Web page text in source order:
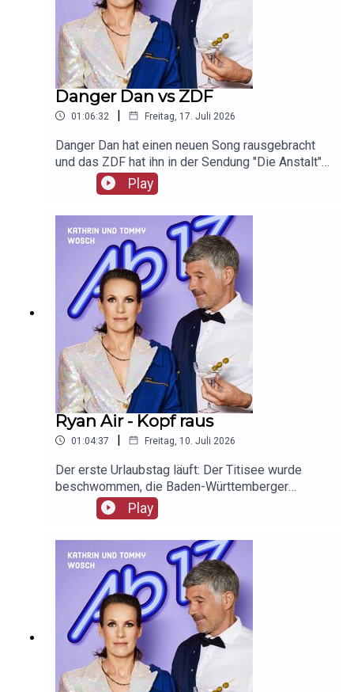
Danger Dan vs ZDF
01:06:32 | Freitag, 17. Juli 2026
Danger Dan hat einen neuen Song rausgebracht
und das ZDF hat ihn in der Sendung "Die Anstalt"
nicht gespielt. Die Aufregung und Promo ist groß.
Unser Werbepartner ist Giesswein, mit dem Code
https://serv.linkster.co/r/1qdkaSnEW5
Play
Ryan Air - Kopf raus
01:04:37 | Freitag, 10. Juli 2026
Der erste Urlaubstag läuft: Der Titisee wurde
beschwommen, die Baden-Württemberger
ausgecheckt und Alpine Divorce unter die Lupe
genommen. Freut euch – aber nicht zu früh, okay?
Unser Werbepartner ist Giesswein, mit dem Code
Ab17 bekommt ihr 20%, klickt einfach hier:
https://serv.linkster.co/r/1qdkaSnEW5
Play